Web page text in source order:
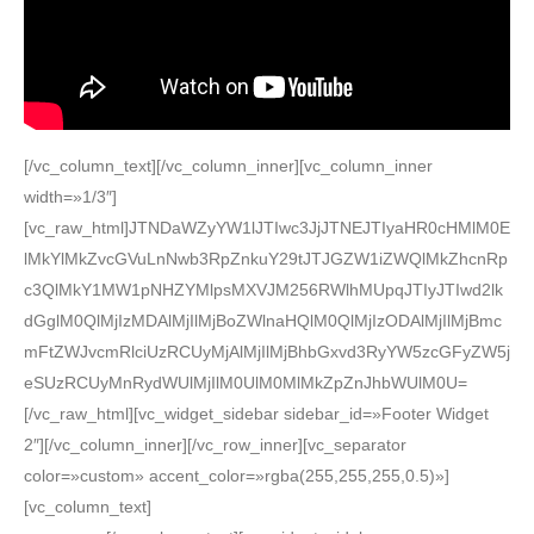
[/vc_column_text][/vc_column_inner][vc_column_inner
width=»1/3″]
[vc_raw_html]JTNDaWZyYW1lJTIwc3JjJTNEJTIyaHR0cHMlM0E
lMkYlMkZvcGVuLnNwb3RpZnkuY29tJTJGZW1iZWQlMkZhcnRp
c3QlMkY1MW1pNHZYMlpsMXVJM256RWlhMUpqJTIyJTIwd2lk
dGglM0QlMjIzMDAlMjIlMjBoZWlnaHQlM0QlMjIzODAlMjIlMjBmc
mFtZWJvcmRlciUzRCUyMjAlMjIlMjBhbGxvd3RyYW5zcGFyZW5j
eSUzRCUyMnRydWUlMjIlM0UlM0MlMkZpZnJhbWUlM0U=
[/vc_raw_html][vc_widget_sidebar sidebar_id=»Footer Widget
2″][/vc_column_inner][/vc_row_inner][vc_separator
color=»custom» accent_color=»rgba(255,255,255,0.5)»]
[vc_column_text]